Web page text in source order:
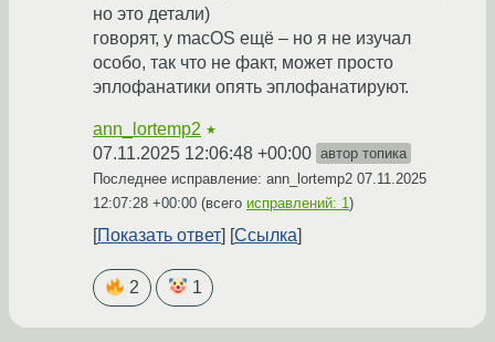
но это детали)
говорят, у macOS ещё – но я не изучал
особо, так что не факт, может просто
эплофанатики опять эплофанатируют.
ann_lortemp2 ★
07.11.2025 12:06:48 +00:00 автор топика
Последнее исправление: ann_lortemp2 07.11.2025
12:07:28 +00:00 (всего исправлений: 1 )
Показать ответ Ссылка
2 1